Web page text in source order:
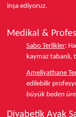
inşa ediyoruz.
Medikal &
Sabo Terlikler:
kaymaz
Ameliyathane
edilebilir
büyük beden
Diyabetik Ayak